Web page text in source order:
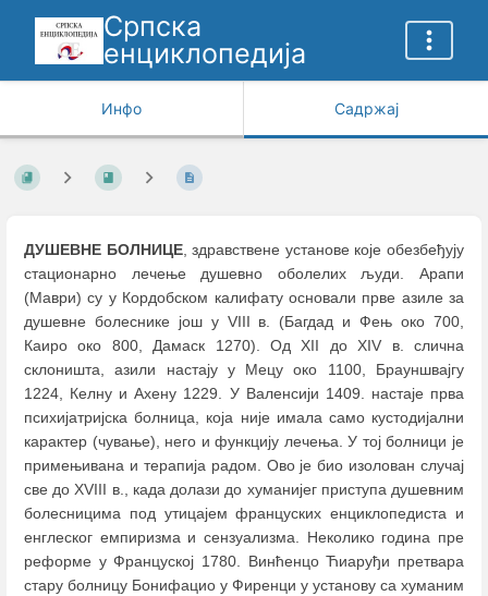
Српска
енциклопедија
Инфо Садржај
ДУШЕВНE БОЛНИЦE, здравствене установе које обезбеђују
стационарно лечење душевно оболелих људи. Aрапи
(Маври) су у Кордобском калифату основали прве азиле за
душевне болеснике још у VIII в. (Багдад и Фењ око 700,
Каиро око 800, Дамаск 1270). Од XII до XIV в. слична
склоништа, азили настају у Мецу око 1100, Брауншвајгу
1224, Келну и Ахену 1229. У Валенсији 1409. настаје прва
психијатријска болница, која није имала само кустодијални
карактер (чување), него и функцију лечења. У тој болници је
примењивана и терапија радом. Ово је био изолован случај
све до XVIII в., када долази до хуманијег приступа душевним
болесницима под утицајем француских енциклопедиста и
енглеског емпиризма и сензуализма. Неколико година пре
реформе у Француској 1780. Винћенцо Ћиаруђи претвара
стару болницу Бонифацио у Фиренци у установу са хуманим